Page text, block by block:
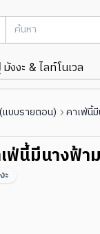
มังงะ & ไลท์โนเวล
บบรายตอน) คาเฟ่นี้
ฟ่นี้มีนางฟ้า
ะ